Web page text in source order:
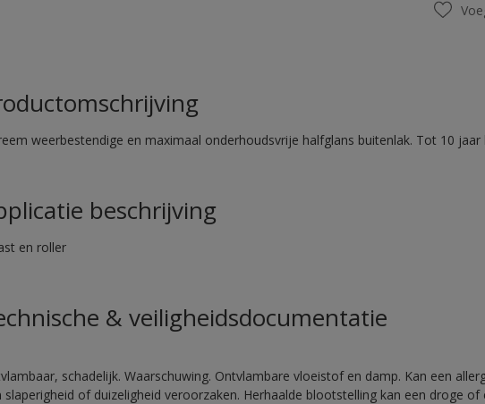
weerbestendige en maximaal onderhoudsvrije halfglans buitenlak. Tot 10 jaar
beschrijving
en roller
& veiligheidsdocumentatie
schadelijk. Waarschuwing. Ontvlambare vloeistof en damp. Kan een
slaperigheid of duizeligheid veroorzaken. Herhaalde blootstelling kan een droge